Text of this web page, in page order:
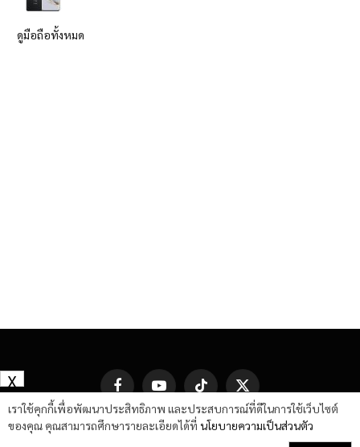
ดูมือถือทั้งหมด
FacebookYouTube TikTok
X
(Twitter)
เราใช้คุกกี้เพื่อพัฒนาประสิทธิภาพ และประสบการณ์ที่ดีในการใช้เว็บไซต์
ของคุณ คุณสามารถศึกษารายละเอียดได้ที่ นโยบายความเป็นส่วนตัว
X